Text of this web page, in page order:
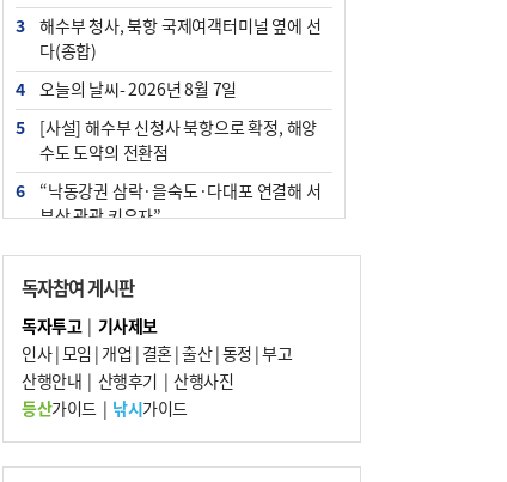
3
해수부 청사, 북항 국제여객터미널 옆에 선
다(종합)
4
오늘의 날씨- 2026년 8월 7일
5
[사설] 해수부 신청사 북항으로 확정, 해양
수도 도약의 전환점
6
“낙동강권 삼락·을숙도·다대포 연결해 서
부산 관광 키우자”
7
부울경 주말부터 비소식…‘극한 폭염’ 한풀
꺾일 듯
8
피란마을 67년 역사인데…전교생 24명 아
미초 통폐합 기로
9
외국인 선원 ‘인신매매 경유지’ 된 부산…
우려가 현실로
10 수사독점 책임 커진 경찰, 방치사건 해결 부
랴부랴 속도전
독자참여 게시판
독자투고| 기사제보
인사|모임 | 개업 | 결혼|출산|동정 |부고
산행안내 | 산행후기 | 산행사진
등산가이드| 낚시가이드